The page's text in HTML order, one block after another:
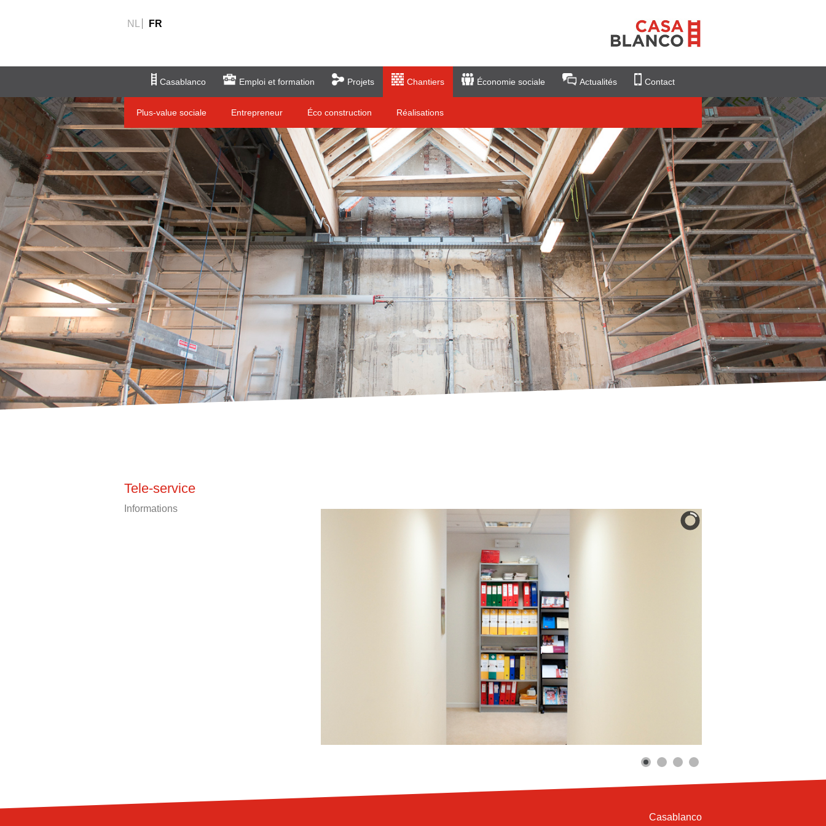
NL FR
Casablanco Emploi et formation Projets Chantiers
Plus-value sociale Entrepreneur Éco construction Réalisations
Économie sociale Actualités Contact
Tele-service
Informations
Casablanco